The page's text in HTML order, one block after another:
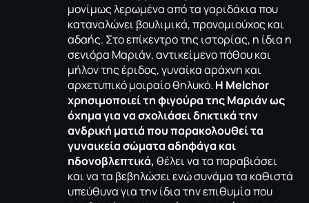
μονίμως λερωμένα από τα γαριδάκια που
καταναλώνει βουλιμικά, προνομιούχος και
αδαής. Στο επίκεντρο της ιστορίας, η ίδια η
σενιόρα Μαριάν, αντικείμενο πόθου και
μήλον της έριδος, γυναίκα αράχνη και
αρχετυπικό μοιραίο θηλυκό. Η Melchor
χρησιμοποιεί τη φιγούρα της Μαριάν ως
όχημα για να σχολιάσει δηκτικά την
ανδρική ματιά που παρακολουθεί τα
γυναικεία σώματα αδηφάγα και
ηδονοβλεπτικά, θέλει να τα παραβιάσει
και να τα βεβηλώσει ενώ συνάμα τα καθιστά
υπεύθυνα για την ίδια την επιθυμία που